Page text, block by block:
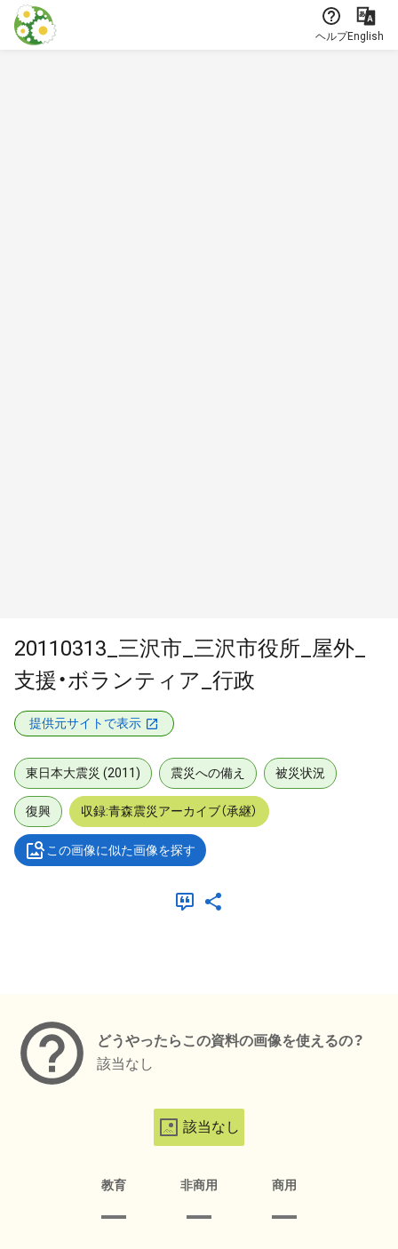
本文に飛ぶ
ヘルプEnglish
20110313_三沢市_三沢市役所_屋外_
支援・ボランティア_行政
提供元サイトで表示
東日本大震災 (2011) 震災への備え 被災状況
復興 収録:青森震災アーカイブ（承継）
この画像に似た画像を探す
どうやったらこの資料の画像を使えるの？
該当なし
該当なし
教育 非商用 商用